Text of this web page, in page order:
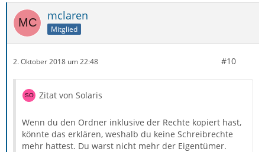
mclaren
Mitglied
2. Oktober 2018 um 22:48 #10
Zitat von Solaris
Wenn du den Ordner inklusive der Rechte kopiert hast,
könnte das erklären, weshalb du keine Schreibrechte
mehr hattest. Du warst nicht mehr der Eigentümer.